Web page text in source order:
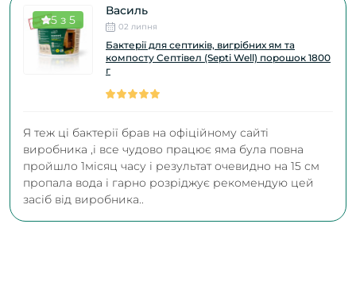
5 з 5
Василь
02 липня
Бактерії для септиків, вигрібних ям та
компосту Септівел (Septi Well) порошок 1800
г
Я теж ці бактерії брав на офіційному сайті
виробника ,і все чудово працює яма була повна
пройшло 1місяц часу і результат очевидно на 15 см
пропала вода і гарно розріджує рекомендую цей
засіб від виробника..